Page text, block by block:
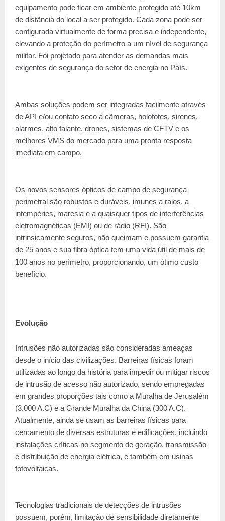
equipamento pode ficar em ambiente protegido até 10km
de distância do local a ser protegido. Cada zona pode ser
configurada virtualmente de forma precisa e independente,
elevando a proteção do perímetro a um nível de segurança
militar. Foi projetado para atender as demandas mais
exigentes de segurança do setor de energia no País.
Ambas soluções podem ser integradas facilmente através
de API e/ou contato seco à câmeras, holofotes, sirenes,
alarmes, alto falante, drones, sistemas de CFTV e os
melhores VMS do mercado para uma pronta resposta
imediata em campo.
Os novos sensores ópticos de campo de segurança
perimetral são robustos e duráveis, imunes a raios, a
intempéries, maresia e a quaisquer tipos de interferências
eletromagnéticas (EMI) ou de rádio (RFI). São
intrinsicamente seguros, não queimam e possuem garantia
de 25 anos e sua fibra óptica tem uma vida útil de mais de
100 anos no perímetro, proporcionando, um ótimo custo
benefício.
Evolução
Intrusões não autorizadas são consideradas ameaças
desde o início das civilizações. Barreiras físicas foram
utilizadas ao longo da história para impedir ou mitigar riscos
de intrusão de acesso não autorizado, sendo empregadas
em grandes proporções tais como a Muralha de Jerusalém
(3.000 A.C) e a Grande Muralha da China (300 A.C).
Atualmente, ainda se usam as barreiras físicas para
cercamento de diversas estruturas e edificações, incluindo
instalações críticas no segmento de geração, transmissão
e distribuição de energia elétrica, e também em usinas
fotovoltaicas.
Tecnologias tradicionais de detecções de intrusões
possuem, porém, limitação de sensibilidade diretamente